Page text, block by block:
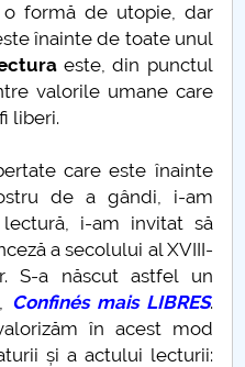
o analiză semiotică
ȋn vremuri de pandemie
formă de utopie, dar
înainte de toate unul
este, din punctul
valorile umane care
liberi.
care este înainte
de a gândi, i-am
i-am invitat să
a secolului al XVIII-
S-a născut astfel un
Confinés mais LIBRES.
în acest mod
și a actului lecturii: